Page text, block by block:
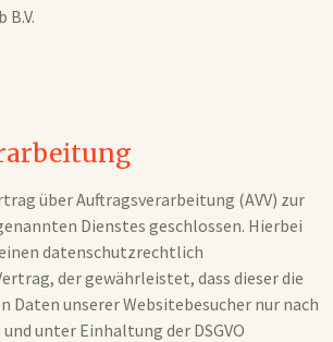
B.V.
über Auftragsverarbeitung (AVV) zur
Dienstes geschlossen. Hierbei
datenschutzrechtlich
der gewährleistet, dass dieser die
Daten unserer Websitebesucher nur nach
unter Einhaltung der DSGVO